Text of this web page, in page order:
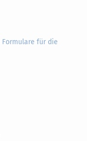
Formulare für die